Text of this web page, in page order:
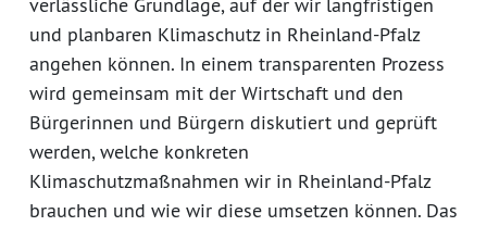
verlässliche Grundlage, auf der wir langfristigen
und planbaren Klimaschutz in Rheinland-Pfalz
angehen können. In einem transparenten Prozess
wird gemeinsam mit der Wirtschaft und den
Bürgerinnen und Bürgern diskutiert und geprüft
werden, welche konkreten
Klimaschutzmaßnahmen wir in Rheinland-Pfalz
brauchen und wie wir diese umsetzen können. Das